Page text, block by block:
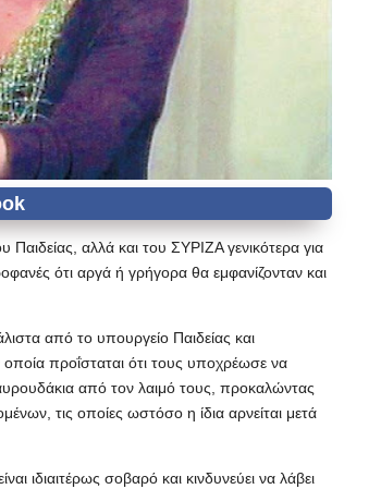
αλλά και του ΣΥΡΙΖΑ γενικότερα για
ότι αργά ή γρήγορα θα εμφανίζονταν και
από το υπουργείο Παιδείας και
προΐσταται ότι τους υποχρέωσε να
από τον λαιμό τους, προκαλώντας
τις οποίες ωστόσο η ίδια αρνείται μετά
ιδιαιτέρως σοβαρό και κινδυνεύει να λάβει